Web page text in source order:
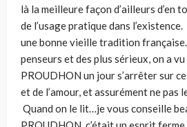
là la meilleure façon d’ailleurs d’en
de l’usage pratique dans
une bonne vieille tradition
penseurs et des plus sérieux, on a
PROUDHON un jour s’arrêter sur
et de l’amour, et assurément ne pas
Quand on le lit…je vous conseille